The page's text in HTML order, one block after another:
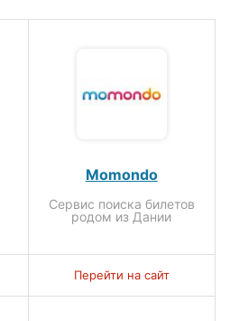
Momondo
Сервис поиска билетов
родом из Дании
Перейти на сайт